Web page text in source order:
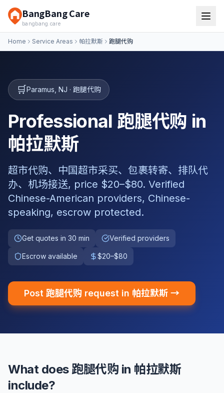
BangBang Care
bangbang.care
Home Service Areas 帕拉默斯 跑腿代购
🛒Paramus NJ · 跑腿代购
Professional 跑腿代购 in
帕拉默斯
超市代购、中国超市采买、包裹转寄、排队代
办、机场接送, price $20–$80. Verified
Chinese-American providers, Chinese-
speaking, escrow protected.
Get quotes in 30 min Verified providers
Escrow available $20–$80
Post 跑腿代购 request in 帕拉默斯 →
What does 跑腿代购 in 帕拉默斯
include?